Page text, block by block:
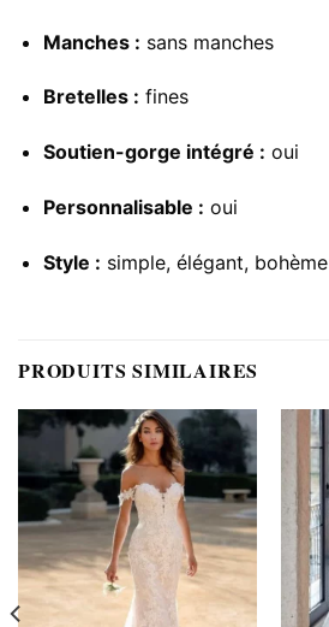
Manches : sans manches
Bretelles : fines
Soutien-gorge intégré : oui
Personnalisable : oui
Style : simple, élégant, bohème
PRODUITS SIMILAIRES